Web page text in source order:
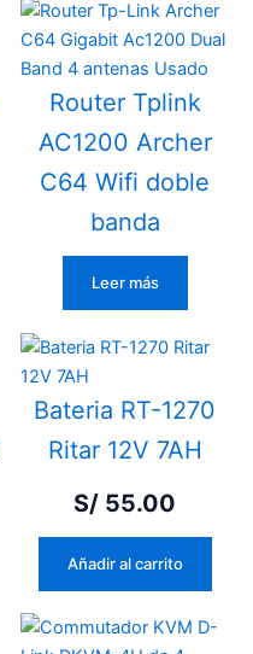
Router Tplink
AC1200 Archer
C64 Wifi doble
banda
Leer más
Bateria RT-1270
Ritar 12V 7AH
S/ 55.00
Añadir al carrito